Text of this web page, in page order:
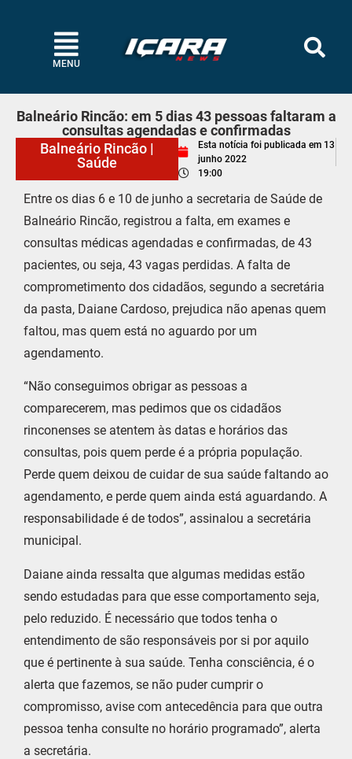
MENU
Balneário Rincão: em 5 dias 43 pessoas faltaram a
consultas agendadas e confirmadas
Balneário Rincão|
Saúde
Esta notícia foi publicada em 13
junho 2022
19:00
Entre os dias 6 e 10 de junho a secretaria de Saúde de
Balneário Rincão, registrou a falta, em exames e
consultas médicas agendadas e confirmadas, de 43
pacientes, ou seja, 43 vagas perdidas. A falta de
comprometimento dos cidadãos, segundo a secretária
da pasta, Daiane Cardoso, prejudica não apenas quem
faltou, mas quem está no aguardo por um
agendamento.
“Não conseguimos obrigar as pessoas a
comparecerem, mas pedimos que os cidadãos
rinconenses se atentem às datas e horários das
consultas, pois quem perde é a própria população.
Perde quem deixou de cuidar de sua saúde faltando ao
agendamento, e perde quem ainda está aguardando. A
responsabilidade é de todos”, assinalou a secretária
municipal.
Daiane ainda ressalta que algumas medidas estão
sendo estudadas para que esse comportamento seja,
pelo reduzido. É necessário que todos tenha o
entendimento de são responsáveis por si por aquilo
que é pertinente à sua saúde. Tenha consciência, é o
alerta que fazemos, se não puder cumprir o
compromisso, avise com antecedência para que outra
pessoa tenha consulte no horário programado”, alerta
a secretária.